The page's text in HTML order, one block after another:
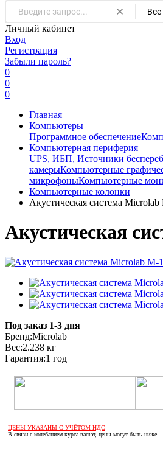
Все
Личный кабинет
Вход
Регистрация
Забыли пароль?
0
0
0
Главная
Компьютеры
Программное обеспечение
Компьютерная периферия
UPS, ИБП, Источники
камерыКомпьютерные
микрофоныКомпьютерные
Компьютерные колонки
Акустическая система
Акустическая
Под заказ 1-3 дня
Бренд:Microlab
Вес:2.238 кг
Гарантия:1 год
ЦЕНЫ УКАЗАНЫ С УЧЁТОМ НДС
В связи с колебанием курса валют, цены могут быть ниже